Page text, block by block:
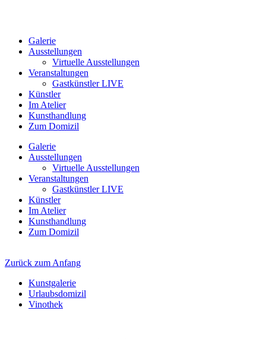
Galerie
Ausstellungen
Virtuelle Ausstellungen
Veranstaltungen
Gastkünstler LIVE
Künstler
Im Atelier
Kunsthandlung
Zum Domizil
Galerie
Ausstellungen
Virtuelle Ausstellungen
Veranstaltungen
Gastkünstler LIVE
Künstler
Im Atelier
Kunsthandlung
Zum Domizil
Zurück zum Anfang
Kunstgalerie
Urlaubsdomizil
Vinothek